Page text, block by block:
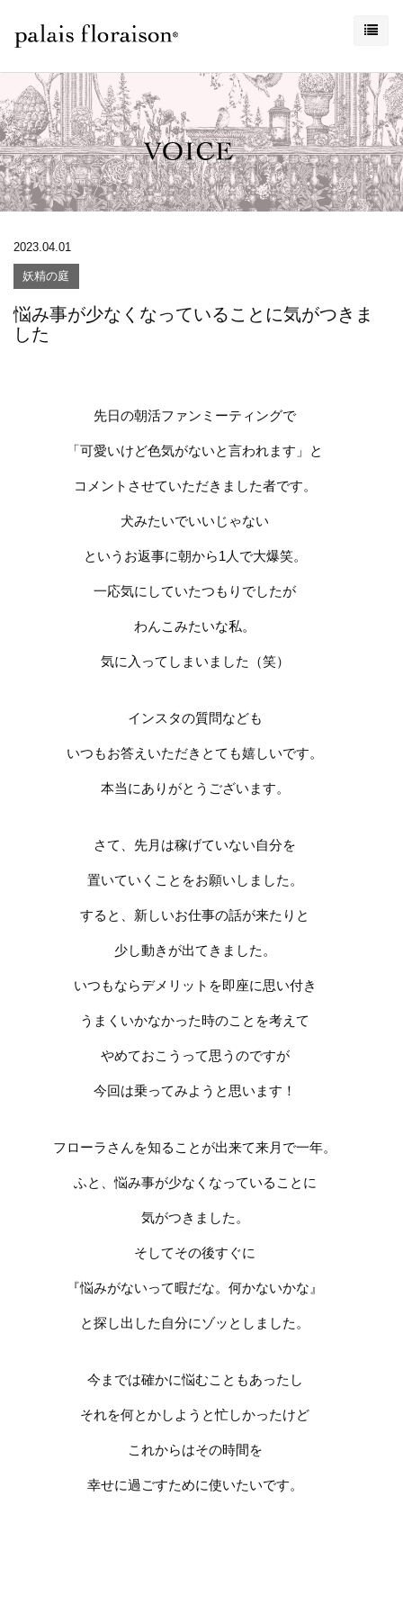
2023.04.01
妖精の庭
悩み事が少なくなっていることに気がつきま
した
先日の朝活ファンミーティングで
「可愛いけど色気がないと言われます」と
コメントさせていただきました者です。
犬みたいでいいじゃない
というお返事に朝から1 人で大爆笑。
一応気にしていたつもりでしたが
わんこみたいな私。
気に入ってしまいました（笑）
インスタの質問なども
いつもお答え いただきとても嬉しいです。
本当にありがとうございます。
さて、先月は稼げていない自分を
置いていくことをお願いしました。
すると、新しいお仕事の話が来たり と
少し動きが出てきました。
いつもならデメリットを即座に思い付き
うまくいかなかった時のことを考えて
やめておこうって思うのですが
今回は乗ってみようと思います！
フローラさんを知ることが出来て来月で一年。
ふと、悩み事が少なくなっていることに
気がつきました。
そしてその後すぐに
『悩みがないって暇だな。何かないかな』
と探し出した自分にゾッとしました。
今までは確かに悩むこともあったし
それを何とかしようと忙しかったけど
これからはその時間を
幸せに過ごすために使いたいです。